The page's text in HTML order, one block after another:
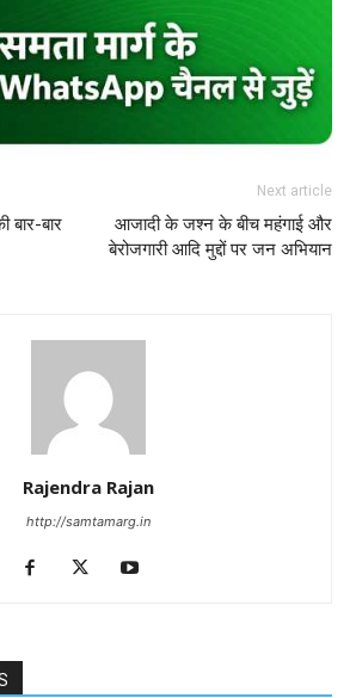
बार-बार
Next article
आजादी के जश्न के बीच महंगाई और
बेरोजगारी आदि मुद्दों पर जन अभियान
Rajendra Rajan
http://samtamarg.in